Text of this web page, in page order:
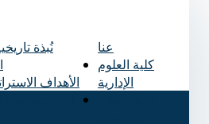
عنا
نُبذة
الأهداف
قرارات مجلس
كلية العلوم
الإدارية